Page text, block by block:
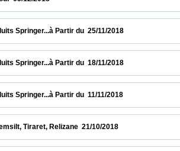
Springer...à Partir du  25/11/2018
Springer...à Partir du  18/11/2018
Springer...à Partir du  11/11/2018
Tiraret, Relizane  21/10/2018